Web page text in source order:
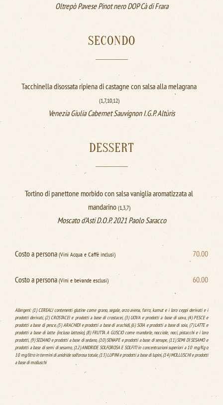
Oltrepò Pavese Pinot nero DOP Cà di Frara
SECONDO
Tacchinella disossata ripiena di castagne con salsa alla melagrana
(1,7,10,12)
Venezia Giulia Cabernet Sauvignon I.G.P. Altùris
DESSERT
Tortino di panettone morbido con salsa vaniglia aromatizzata al
mandarino (1,3,7)
Moscato d’Asti D.O.P. 2021 Paolo Saracco
Costo a persona (Vini Acqua e Caffè inclusi) 70.00
Costo a persona (Vini e bevande esclusi) 60.00
Allergeni: (1) CEREALI contenenti glutine come grano, segale, orzo avena, farro, kamut e i loro ceppi derivati e i
prodotti derivati, (2) CROSTACEI e prodotti a base di crostacei, (3) UOVA e prodotti a base di uova, (4) PESCE e
prodotti a base di pesce, (5) ARACHIDI e prodotti a base di arachidi, (6) SOIA e prodotti a base di soia, (7) LATTE e
prodotti a base di latte (incluso lattosio), (8) FRUTTA A GUSCIO come mandorle, nocciole, noci, pistacchi e i loro
prodotti, (9) SEDANO e prodotti a base di sedano, (10) SENAPE e prodotti a base di senape, (11) SEMI DI SESAMO e
prodotti a base di semi di sesamo, (12) ANIDRIDE SOLFOROSA E SOLFITI in concentrazioni superiori a 10 mg/Kg o
10 mg/litro in termini di anidride solforosa totale, (13) LUPINI e prodotti a base di lupini, (14) MOLLUSCHI e prodotti
a base di molluschi